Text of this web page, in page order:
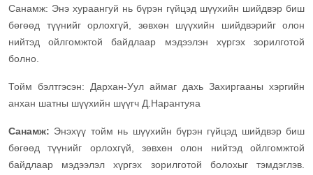
Санамж: Энэ хураангуй нь бүрэн гүйцэд шүүхийн шийдвэр биш
бөгөөд түүнийг орлохгүй, зөвхөн шүүхийн шийдвэрийг олон
нийтэд ойлгомжтой байдлаар мэдээлэн хүргэх зорилготой
болно.
Тойм бэлтгэсэн: Дархан-Уул аймаг дахь Захиргааны хэргийн
анхан шатны шүүхийн шүүгч Д.Нарантуяа
Санамж: Энэхүү тойм нь шүүхийн бүрэн гүйцэд шийдвэр биш
бөгөөд түүнийг орлохгүй, зөвхөн олон нийтэд ойлгомжтой
байдлаар мэдээлэл хүргэх зорилготой болохыг тэмдэглэв.